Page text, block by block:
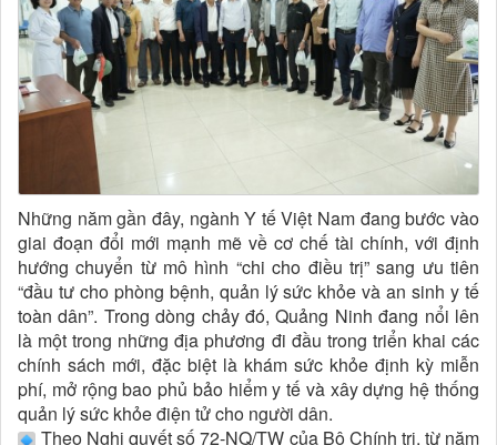
Những năm gần đây, ngành Y tế Việt Nam đang bước vào
giai đoạn đổi mới mạnh mẽ về cơ chế tài chính, với định
hướng chuyển từ mô hình “chi cho điều trị” sang ưu tiên
“đầu tư cho phòng bệnh, quản lý sức khỏe và an sinh y tế
toàn dân”. Trong dòng chảy đó, Quảng Ninh đang nổi lên
là một trong những địa phương đi đầu trong triển khai các
chính sách mới, đặc biệt là khám sức khỏe định kỳ miễn
phí, mở rộng bao phủ bảo hiểm y tế và xây dựng hệ thống
quản lý sức khỏe điện tử cho người dân.
Theo Nghị quyết số 72-NQ/TW của Bộ Chính trị, từ năm